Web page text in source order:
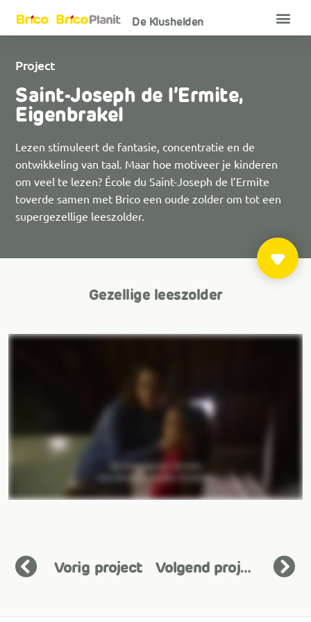
De Klushelden
Project
Saint-Joseph de l’Ermite,
Eigenbrakel
Lezen stimuleert de fantasie, concentratie en de
ontwikkeling van taal. Maar hoe motiveer je kinderen
om veel te lezen? École du Saint-Joseph de l’Ermite
toverde samen met Brico een oude zolder om tot een
supergezellige leeszolder.
Gezellige leeszolder
Vorig project Volgend project